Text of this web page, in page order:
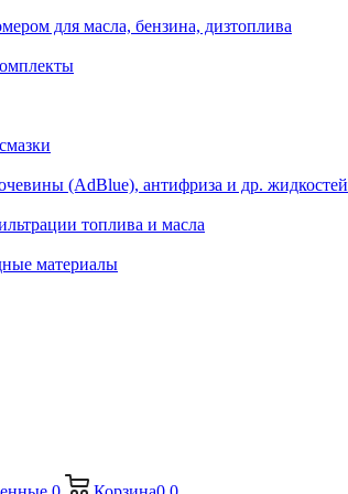
для масла, бензина, дизтоплива
(AdBlue), антифриза и др. жидкостей
топлива и масла
материалы